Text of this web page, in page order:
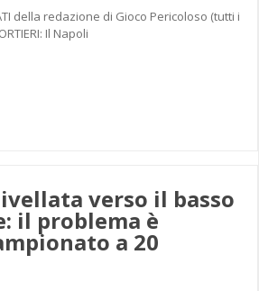
della redazione di Gioco Pericoloso (tutti i
Il Napoli
verso il basso
il problema è
a 20